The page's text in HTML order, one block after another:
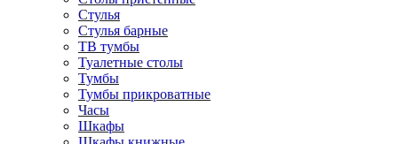
Стулья
Стулья барные
ТВ тумбы
Туалетные столы
Тумбы
Тумбы прикроватные
Часы
Шкафы